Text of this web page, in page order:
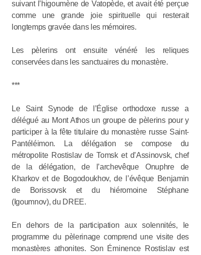
suivant l’higoumène de Vatopède, et avait été perçue
comme une grande joie spirituelle qui resterait
longtemps gravée dans les mémoires.
Les pèlerins ont ensuite vénéré les reliques
conservées dans les sanctuaires du monastère.
***
Le Saint Synode de l’Église orthodoxe russe a
délégué au Mont Athos un groupe de pèlerins pour y
participer à la fête titulaire du monastère russe Saint-
Pantéléimon. La délégation se compose du
métropolite Rostislav de Tomsk et d’Assinovsk, chef
de la délégation, de l’archevêque Onuphre de
Kharkov et de Bogodoukhov, de l’évêque Benjamin
de Borissovsk et du hiéromoine Stéphane
(Igoumnov), du DREE.
En dehors de la participation aux solennités, le
programme du pèlerinage comprend une visite des
monastères athonites. Son Éminence Rostislav est